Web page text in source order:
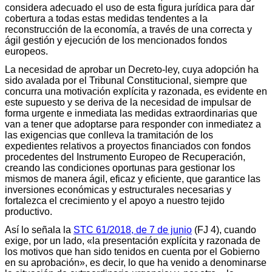
considera adecuado el uso de esta figura jurídica para dar
cobertura a todas estas medidas tendentes a la
reconstrucción de la economía, a través de una correcta y
ágil gestión y ejecución de los mencionados fondos
europeos.
La necesidad de aprobar un Decreto-ley, cuya adopción ha
sido avalada por el Tribunal Constitucional, siempre que
concurra una motivación explícita y razonada, es evidente en
este supuesto y se deriva de la necesidad de impulsar de
forma urgente e inmediata las medidas extraordinarias que
van a tener que adoptarse para responder con inmediatez a
las exigencias que conlleva la tramitación de los
expedientes relativos a proyectos financiados con fondos
procedentes del Instrumento Europeo de Recuperación,
creando las condiciones oportunas para gestionar los
mismos de manera ágil, eficaz y eficiente, que garantice las
inversiones económicas y estructurales necesarias y
fortalezca el crecimiento y el apoyo a nuestro tejido
productivo.
Así lo señala la STC 61/2018, de 7 de junio (FJ 4), cuando
exige, por un lado, «la presentación explícita y razonada de
los motivos que han sido tenidos en cuenta por el Gobierno
en su aprobación», es decir, lo que ha venido a denominarse